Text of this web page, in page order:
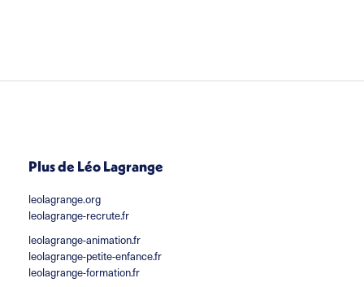
Plus de Léo Lagrange
leolagrange.org
leolagrange-recrute.fr
leolagrange-animation.fr
leolagrange-petite-enfance.fr
leolagrange-formation.fr